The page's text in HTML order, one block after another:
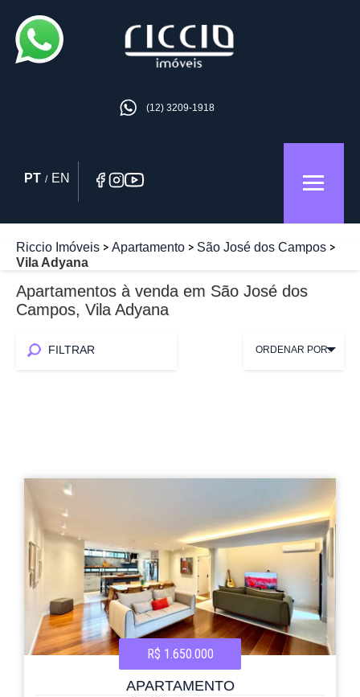
(12) 3209-1918
PT / EN
Riccio Imóveis Apartamento
São José dos Campos
Vila Adyana
Apartamentos à venda em São José dos
Campos, Vila Adyana
FILTRAR ORDENAR POR:
R$ 1.650.000
APARTAMENTO